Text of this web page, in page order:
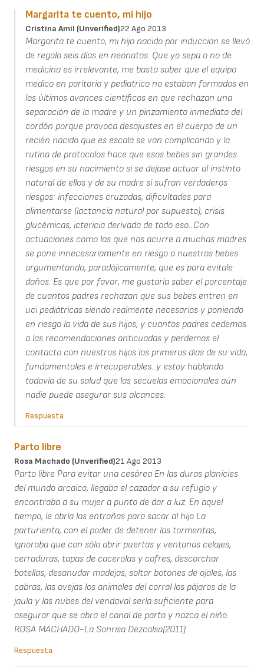
Margarita te cuento, mi hijo
Cristina Amil (unverified)22 Ago 2013
Margarita te cuento, mi hijo nacido por induccion se llevó
de regalo seis días en neonatos. Que yo sepa o no de
medicina es irrelevante, me basta saber que el equipo
medico en paritorio y pediatrico no estaban formados en
los últimos avances científicos en que rechazan una
separación de la madre y un pinzamiento inmediato del
cordón porque provoca desajustes en el cuerpo de un
recién nacido que es escala se van complicando y la
rutina de protocolos hace que esos bebes sin grandes
riesgos en su nacimiento si se dejase actuar al instinto
natural de ellos y de su madre si sufran verdaderos
riesgos: infecciones cruzadas, dificultades para
alimentarse (lactancia natural por supuesto), crisis
glucémicas, ictericia derivada de todo eso...Con
actuaciones como las que nos acurre a muchas madres
se pone innecesariamente en riesgo a nuestros bebes
argumentando, paradójicamente, que es para evitale
daños. Es que por favor, me gustaría saber el porcentaje
de cuantos padres rechazan que sus bebes entren en
uci pediátricas siendo realmente necesarios y poniendo
en riesgo la vida de sus hijos, y cuantos padres cedemos
a las recomendaciones anticuadas y perdemos el
contacto con nuestros hijos los primeros dias de su vida,
fundamentales e irrecuperables...y estoy hablando
todavía de su salud que las secuelas emocionales aún
nadie puede asegurar sus alcances.
Respuesta
Parto libre
Rosa Machado (unverified)21 Ago 2013
Parto libre Para evitar una cesárea En las duras planicies
del mundo arcaico, llegaba el cazador a su refugio y
encontraba a su mujer a punto de dar a luz. En aquel
tiempo, le abría las entrañas para sacar al hijo La
parturienta, con el poder de detener las tormentas,
ignoraba que con sólo abrir puertas y ventanas celajes,
cerraduras, tapas de cacerolas y cofres, descorchar
botellas, desanudar madejas, soltar botones de ojales, las
cabras, las ovejas los animales del corral los pájaros de la
jaula y las nubes del vendaval sería suficiente para
asegurar que se abra el canal de parto y nazca el niño.
ROSA MACHADO-La Sonrisa Dezcalsa(2011)
Respuesta